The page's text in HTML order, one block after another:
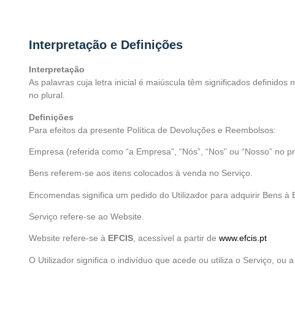
Interpretação e Definições
Interpretação
As palavras cuja letra inicial é maiúscula têm significados
no plural.
Definições
Para efeitos da presente Política de Devoluções e Reembolsos:
Empresa (referida como “a Empresa”, “Nós”, “Nos” ou “Nosso” no
Bens referem-se aos itens colocados à venda no Serviço.
Encomendas significa um pedido do Utilizador para adquirir Bens à
Serviço refere-se ao Website.
Website refere-se à EFCIS, acessível a partir de www.efcis.pt
O Utilizador significa o indivíduo que acede ou utiliza o Serviço, ou